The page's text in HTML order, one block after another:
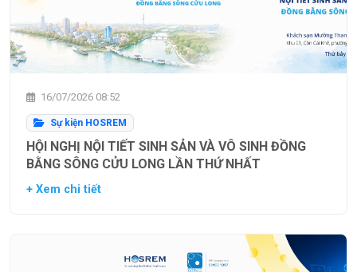
16/07/2026 08:52
Sự kiện HOSREM
HỘI NGHỊ NỘI TIẾT SINH SẢN VÀ VÔ SINH ĐỒNG
BẰNG SÔNG CỬU LONG LẦN THỨ NHẤT
+ Xem chi tiết